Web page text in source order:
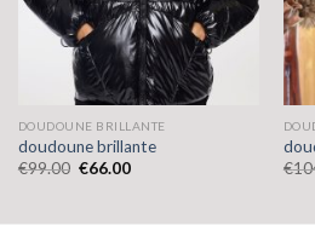
DOUDOUNE BRILLANTE
doudoune brillante
€99.00 €66.00
€